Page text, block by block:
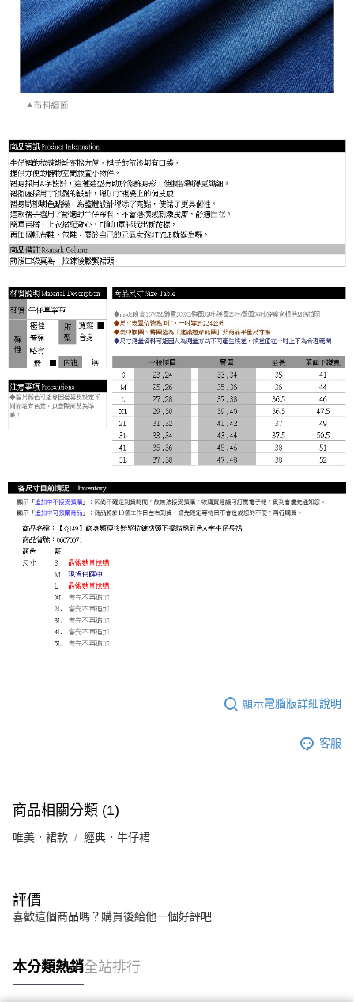
顯示電腦版詳細說明
客服
商品相關分類 (1)
唯美．裙款 經典．牛仔裙
評價
喜歡這個商品嗎？購買後給他一個好評吧
本分類熱銷全站排行